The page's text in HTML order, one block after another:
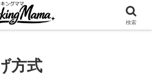
駐車場を貸してゆとりget🍵
方式
検索